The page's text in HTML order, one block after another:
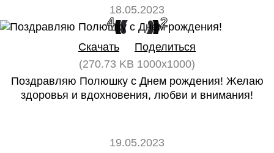
18.05.2023
4 2
Скачать
Поделиться
(270.73 KB 1000x1000)
Поздравляю Полюшку с Днем рождения! Желаю
здоровья и вдохновения, любви и внимания!
19.05.2023